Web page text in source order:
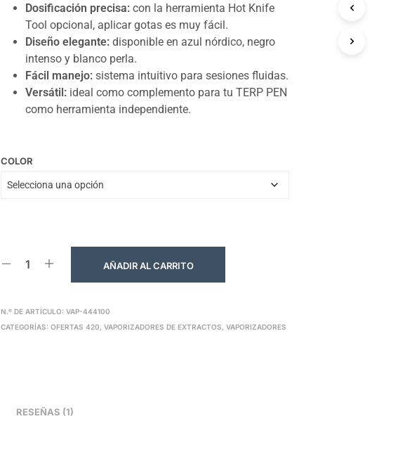
Dosificación precisa: con la herramienta Hot Knife
Tool opcional, aplicar gotas es muy fácil.
Diseño elegante: disponible en azul nórdico, negro
intenso y blanco perla.
Fácil manejo: sistema intuitivo para sesiones fluidas.
Versátil: ideal como complemento para tu TERP PEN
como herramienta independiente.
COLOR
AÑADIR AL CARRITO
N.º DE ARTÍCULO:VAP-444100
CATEGORÍAS:OFERTAS 420,VAPORIZADORES DE EXTRACTOS,VAPORIZADORES
RESEÑAS (1)